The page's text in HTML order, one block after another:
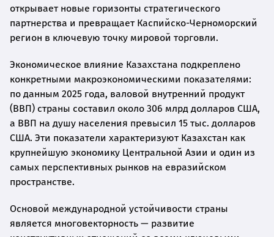
открывает новые горизонты стратегического
партнерства и превращает Каспийско-Черноморский
регион в ключевую точку мировой торговли.
Экономическое влияние Казахстана подкреплено
конкретными макроэкономическими показателями:
по данным 2025 года, валовой внутренний продукт
(ВВП) страны составил около 306 млрд долларов США,
а ВВП на душу населения превысил 15 тыс. долларов
США. Эти показатели характеризуют Казахстан как
крупнейшую экономику Центральной Азии и один из
самых перспективных рынков на евразийском
пространстве.
Основой международной устойчивости страны
является многовекторность — развитие